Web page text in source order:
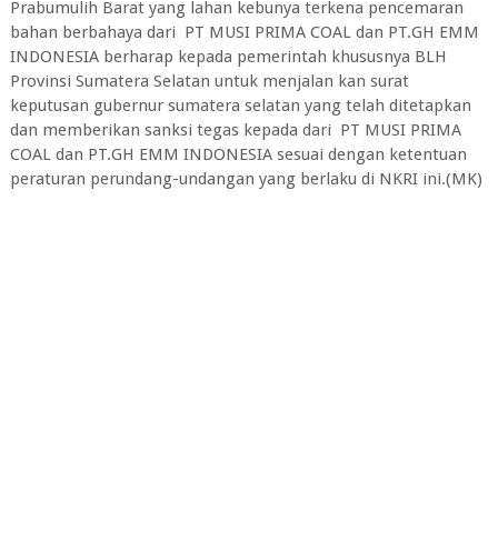
Prabumulih Barat yang lahan kebunya terkena pencemaran
bahan berbahaya dari PT MUSI PRIMA COAL dan PT.GH EMM
INDONESIA berharap kepada pemerintah khususnya BLH
Provinsi Sumatera Selatan untuk menjalan kan surat
keputusan gubernur sumatera selatan yang telah ditetapkan
dan memberikan sanksi tegas kepada dari PT MUSI PRIMA
COAL dan PT.GH EMM INDONESIA sesuai dengan ketentuan
peraturan perundang-undangan yang berlaku di NKRI ini.(MK)